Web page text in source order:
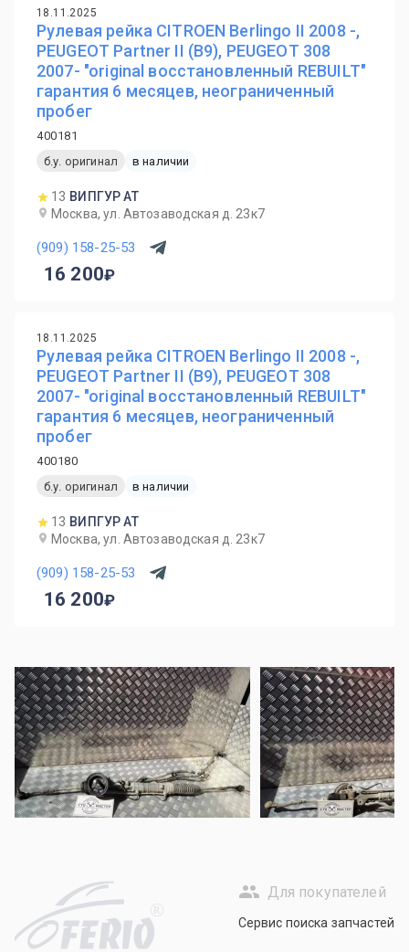
18.11.2025
Рулевая рейка CITROEN Berlingo II 2008 -,
PEUGEOT Partner II (B9), PEUGEOT 308
2007- "original восстановленный REBUILT"
гарантия 6 месяцев, неограниченный
пробег
400181
б.у. оригинал
в наличии
13 ВИПГУР АТ
Москва, ул. Автозаводская д. 23к7
(909) 158-25-53
16 200
18.11.2025
Рулевая рейка CITROEN Berlingo II 2008 -,
PEUGEOT Partner II (B9), PEUGEOT 308
2007- "original восстановленный REBUILT"
гарантия 6 месяцев, неограниченный
пробег
400180
б.у. оригинал
в наличии
13 ВИПГУР АТ
Москва, ул. Автозаводская д. 23к7
(909) 158-25-53
16 200
R
Для покупателей
Сервис поиска запчастей